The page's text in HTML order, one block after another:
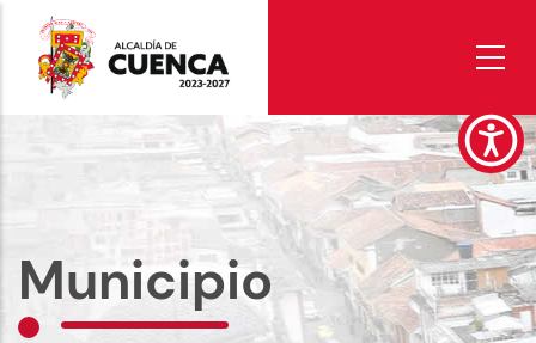
contenido
principal
Municipio